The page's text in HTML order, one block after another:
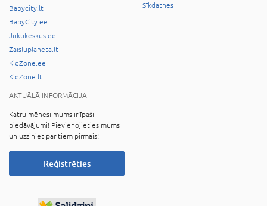
Babycity.lt
BabyCity.ee
Jukukeskus.ee
Zaisluplaneta.lt
KidZone.ee
KidZone.lt
Sīkdatnes
AKTUĀLĀ INFORMĀCIJA
Katru mēnesi mums ir īpaši
piedāvājumi! Pievienojieties mums
un uzziniet par tiem pirmais!
Reģistrēties